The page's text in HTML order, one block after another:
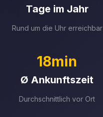
Tage im Jahr
Rund um die Uhr erreichbar
18min
Ø Ankunftszeit
Durchschnittlich vor Ort